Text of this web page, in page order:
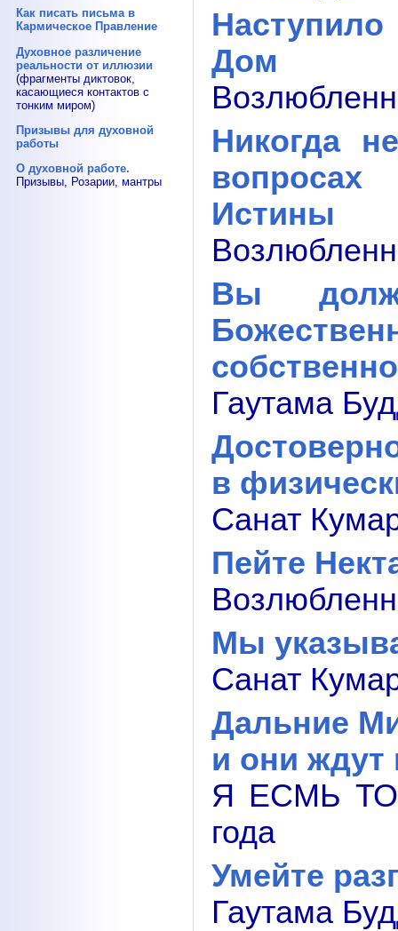
Как писать письма в
Кармическое Правление
Духовное различение
реальности от иллюзии
(фрагменты диктовок,
касающиеся контактов с
тонким миром)
Призывы для духовной
работы
О духовной работе.
Призывы, Розарии, мантры
Дом
Никогда
Истины
Вы
Гаутама
в
Санат
Пейте
Мы
Санат
Дальние
и они ждут
Я ЕСМЬ ТО
года
Умейте
Гаутама